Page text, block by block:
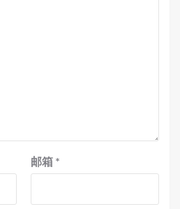
邮箱 *